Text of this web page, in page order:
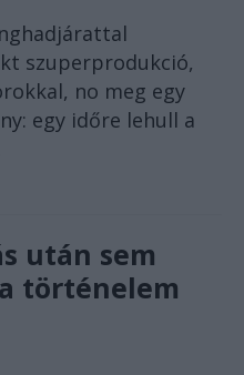
szuperprodukció,
no meg egy
egy időre lehull a
után sem
történelem